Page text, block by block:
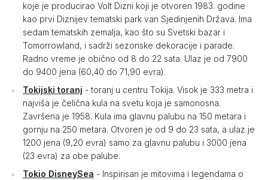
koje je producirao Volt Dizni koji je otvoren 1983. godine
kao prvi Diznijev tematski park van Sjedinjenih Država. Ima
sedam tematskih zemalja, kao što su Svetski bazar i
Tomorrowland, i sadrži sezonske dekoracije i parade.
Radno vreme je obično od 8 do 22 sata. Ulaz je od 7900
do 9400 jena (60,40 do 71,90 evra).
Tokijski toranj - toranj u centru Tokija. Visok je 333 metra i
najviša je čelična kula na svetu koja je samonosna.
Završena je 1958. Kula ima glavnu palubu na 150 metara i
gornju na 250 metara. Otvoren je od 9 do 23 sata, a ulaz je
1200 jena (9,20 evra) samo za glavnu palubu i 3000 jena
(23 evra) za obe palube.
Tokio DisneySea - Inspirisan je mitovima i legendama o